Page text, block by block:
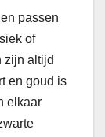
passen
of
zijn altijd
en goud is
elkaar